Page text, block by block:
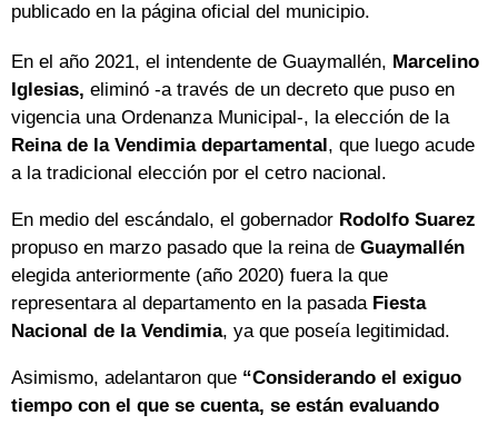
publicado en la página oficial del municipio.
En el año 2021, el intendente de Guaymallén, Marcelino
Iglesias, eliminó -a través de un decreto que puso en
vigencia una Ordenanza Municipal-, la elección de la
Reina de la Vendimia departamental, que luego acude
a la tradicional elección por el cetro nacional.
En medio del escándalo, el gobernador Rodolfo Suarez
propuso en marzo pasado que la reina de Guaymallén
elegida anteriormente (año 2020) fuera la que
representara al departamento en la pasada Fiesta
Nacional de la Vendimia, ya que poseía legitimidad.
Asimismo, adelantaron que “Considerando el exiguo
tiempo con el que se cuenta, se están evaluando